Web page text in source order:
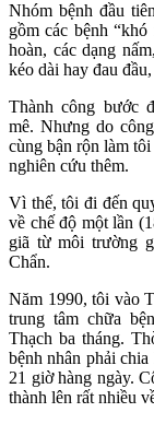
Nhóm bệnh đầu
gồm các bệnh
hoàn, các dạng
kéo dài hay đau
Thành công bước
mê. Nhưng do
cùng bận rộn làm
nghiên cứu thêm.
Vì thế, tôi đi đến
về chế độ một lần
giã từ môi trường
Chẩn.
Năm 1990, tôi vào
trung tâm chữa
Thạch ba tháng.
bệnh nhân phải
21 giờ hàng ngày.
thành lên rất nhiều